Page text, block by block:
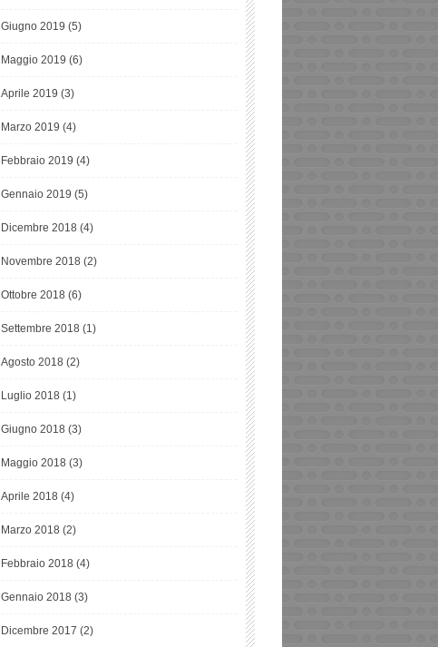
Giugno 2019 (5)
Maggio 2019 (6)
Aprile 2019 (3)
Marzo 2019 (4)
Febbraio 2019 (4)
Gennaio 2019 (5)
Dicembre 2018 (4)
Novembre 2018 (2)
Ottobre 2018 (6)
Settembre 2018 (1)
Agosto 2018 (2)
Luglio 2018 (1)
Giugno 2018 (3)
Maggio 2018 (3)
Aprile 2018 (4)
Marzo 2018 (2)
Febbraio 2018 (4)
Gennaio 2018 (3)
Dicembre 2017 (2)